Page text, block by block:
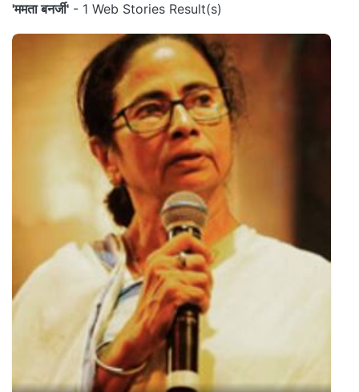
'ममता बनर्जी' - 1 Web Stories Result(s)